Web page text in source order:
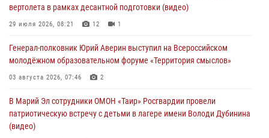
03 августа 2026, 07:46
празднования Дня ВДВ и проведения матчевого турнира на Кубок
Раимкуля Малахбекова
03 августа 2026, 06:52 7
Центральная войсковая комендатура Росгвардии отмечает день
образования 2 августа
02 августа 2026, 11:44
вертолета в рамках десантной подготовки (видео)
29 июля 2026, 08:21 12 1
Генерал-полковник Юрий Аверин выступил на Всероссийском
молодёжном образовательном форуме «Территория смыслов»
03 августа 2026, 07:46 2
В Марий Эл сотрудники ОМОН «Таир» Росгвардии провели
патриотическую встречу с детьми в лагере имени Володи Дубинина
(видео)